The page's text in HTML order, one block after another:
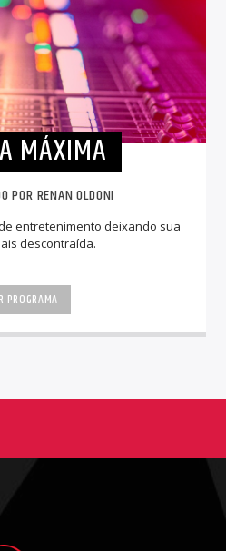
MÁXIMA
POR RENAN OLDONI
entretenimento deixando sua
descontraída.
PROGRAMA